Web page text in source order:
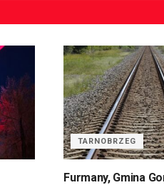
TARNOBRZEG
Furmany, Gmina